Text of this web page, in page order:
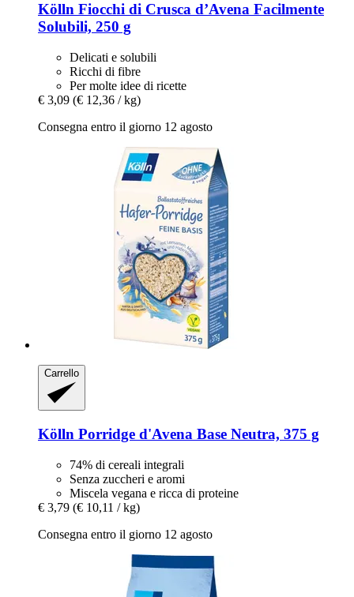
Kölln Fiocchi di Crusca d’Avena Facilmente
Solubili, 250 g
Delicati e solubili
Ricchi di fibre
Per molte idee di ricette
€ 3,09 (€ 12,36 / kg)
Consegna entro il giorno 12 agosto
Carrello
Kölln Porridge d'Avena Base Neutra, 375 g
74% di cereali integrali
Senza zuccheri e aromi
Miscela vegana e ricca di proteine
€ 3,79 (€ 10,11 / kg)
Consegna entro il giorno 12 agosto